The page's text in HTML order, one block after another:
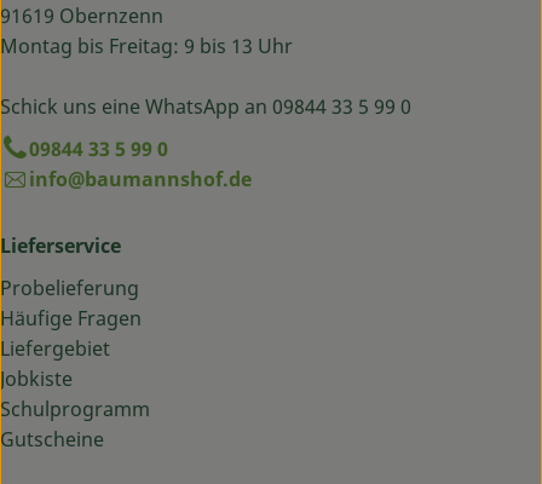
91619 Obernzenn
Montag bis Freitag: 9 bis 13 Uhr
Schick uns eine WhatsApp an 09844 33 5 99 0
09844 33 5 99 0
info@baumannshof.de
Lieferservice
Probelieferung
Häufige Fragen
Liefergebiet
Jobkiste
Schulprogramm
Gutscheine